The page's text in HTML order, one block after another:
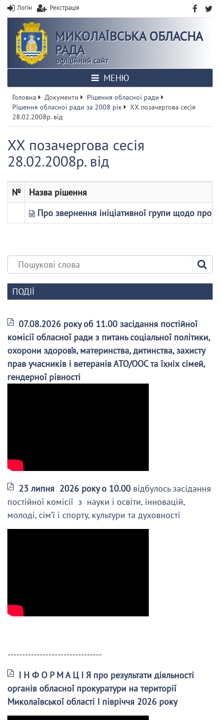
Логін Реєстрація
МИКОЛАЇВСЬКА ОБЛАСНА
РАДА
офіційний сайт
МЕНЮ
Головна Документи
Рішення обласної ради
Рішення обласної ради за 2008 рік
ХХ позачергова сесія
28.02.2008р. від
ХХ позачергова сесія
28.02.2008р. від
№
Назва рішення
Про звернення ініціативної групи щодо
ПОДІЇ
07.08.2026 року об 11.00 засідання постійної
комісії обласної ради з питань соціальної політики,
охорони здоров’я, материнства, дитинства, захисту
прав учасників і ветеранів АТО/ООС та їхніх сімей,
гендерної рівності
23 липня 2026 року о 10.00 відбулось засідання
постійної комісії з науки і освіти, інновацій,
молоді, сім’ї і спорту, культури та духовності
--------------------------------
І Н Ф О Р М А Ц І Я про результати діяльності
органів обласної прокуратури на території
Миколаївської області І півріччя 2026 року